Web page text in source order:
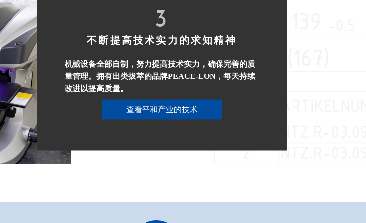
3
不断提高技术实力的求知精神
机械设备全部自制，努力提高技术实力，确保完善的质
量管理。拥有出类拔萃的品牌PEACE-LON，每天持续
改进以提高质量。
查看平和产业的技术